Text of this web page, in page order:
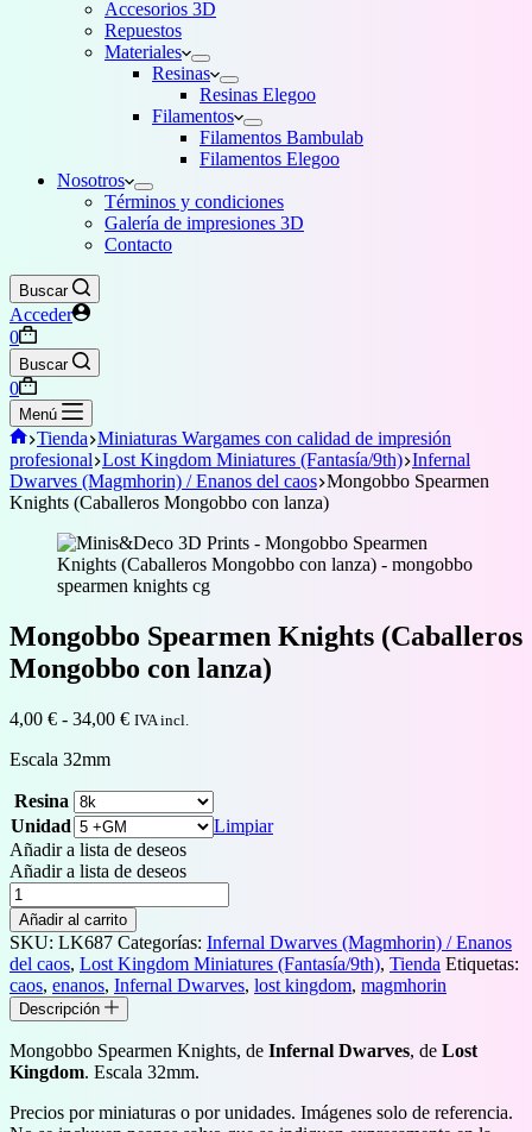
Accesorios 3D
Repuestos
Materiales
Resinas
Resinas Elegoo
Filamentos
Filamentos Bambulab
Filamentos Elegoo
Nosotros
Términos y condiciones
Galería de impresiones 3D
Contacto
Buscar
Acceder
Carro
de
compra
0
Buscar
Carro
de
compra
0
Menú
Inicio
Tienda Miniaturas Wargames con calidad de impresión
profesional Lost Kingdom Miniatures (Fantasía/9th) Infernal
Dwarves (Magmhorin) / Enanos del caos Mongobbo Spearmen
Knights (Caballeros Mongobbo con lanza)
Mongobbo Spearmen Knights (Caballeros
Mongobbo con lanza)
4,00 € - 34,00 €Rango
34,00 €
IVA incl.
Escala 32mm
Resina
Unidad
Limpiar
Añadir a lista de deseos
Añadir a lista de deseos
Mongobbo
Spearmen
Knights
(Caballeros
Mongobbo
con
lanza)
cantidad
Añadir al carrito
SKU: LK687 Categorías: Infernal Dwarves (Magmhorin) / Enanos
del caos, Lost Kingdom Miniatures (Fantasía/9th), Tienda Etiquetas:
caos, enanos, Infernal Dwarves, lost kingdom, magmhorin
Descripción
Mongobbo Spearmen Knights, de Infernal Dwarves, de Lost
Kingdom. Escala 32mm.
Precios por miniaturas o por unidades. Imágenes solo de referencia.